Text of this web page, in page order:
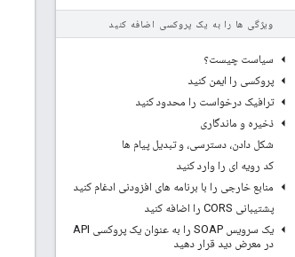
ویژگی ها را به یک پروکسی اضافه کنید
سیاست چیست؟
پروکسی را ایمن کنید
ترافیک درخواست را محدود کنید
ذخیره و ماندگاری
شکل دادن، دسترسی، و تبدیل پیام ها
کد رویه ای را وارد کنید
منابع خارجی را با برنامه های افزودنی ادغام کنید
پشتیبانی CORS را اضافه کنید
یک سرویس SOAP را به عنوان یک پروکسی API
در معرض دید قرار دهید